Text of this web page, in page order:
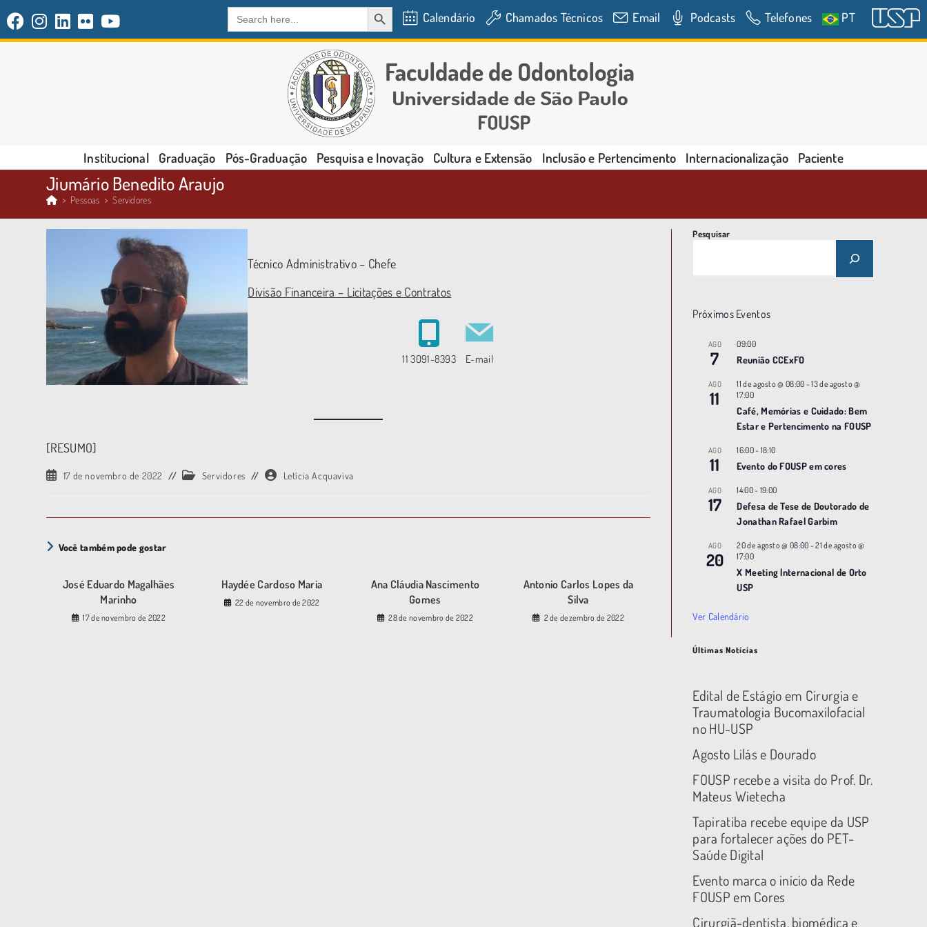
Search
for:
SEARCH BUTTON
Calendário Chamados Técnicos Email Podcasts Telefones PT
Institucional Graduação Pós-Graduação Pesquisa e Inovação Cultura e Extensão Inclusão e Pertencimento Internacionalização Paciente
Jiumário Benedito Araujo
> Pessoas > Servidores
Técnico Administrativo – Chefe
Divisão Financeira – Licitações e Contratos
11 3091-8393 E-mail
[RESUMO]
17 de novembro de 2022 Servidores Letícia Acquaviva
Você também pode gostar
José Eduardo Magalhães
Marinho
17 de novembro de 2022
Haydée Cardoso Maria
22 de novembro de 2022
Ana Cláudia Nascimento
Gomes
28 de novembro de 2022
Antonio Carlos Lopes da
Silva
2 de dezembro de 2022
Pesquisar
Próximos Eventos
AGO
7
09:00
Reunião CCExFO
AGO
11
11 de agosto @ 08:00 -13 de agosto @
17:00
Café, Memórias e Cuidado: Bem
Estar e Pertencimento na FOUSP
AGO
11
16:00- 18:10
Evento do FOUSP em cores
AGO
17
14:00- 19:00
Defesa de Tese de Doutorado de
Jonathan Rafael Garbim
AGO
20
20 de agosto @ 08:00 -21 de agosto @
17:00
X Meeting |nternacional de Orto
USP
Ver Calendário
Últimas Notícias
Edital de Estágio em Cirurgia e
Traumatologia Bucomaxilofacial
no HU-USP
Agosto Lilás e Dourado
FOUSP recebe a visita do Prof. Dr.
Mateus Wietecha
Tapiratiba recebe equipe da USP
para fortalecer ações do PET-
Saúde Digital
Evento marca o início da Rede
FOUSP em Cores
Cirurgiã-dentista, biomédica e